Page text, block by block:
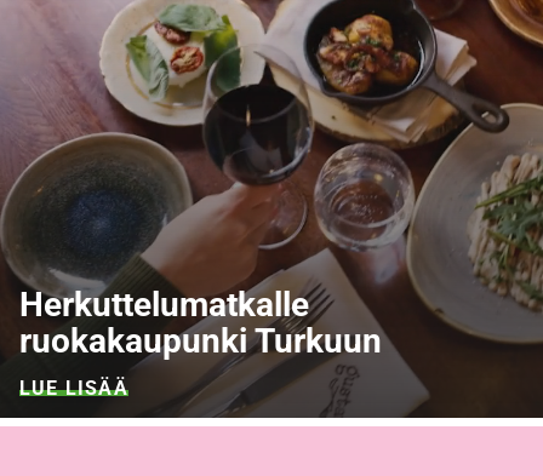
Herkuttelumatkalle
ruokakaupunki Turkuun
LUE LISÄÄ